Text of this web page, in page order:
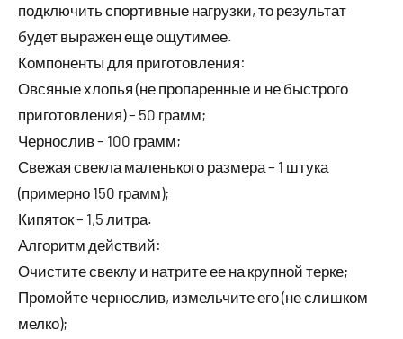
подключить спортивные нагрузки, то результат
будет выражен еще ощутимее.
Компоненты для приготовления:
Овсяные хлопья (не пропаренные и не быстрого
приготовления) – 50 грамм;
Чернослив – 100 грамм;
Свежая свекла маленького размера – 1 штука
(примерно 150 грамм);
Кипяток – 1,5 литра.
Алгоритм действий:
Очистите свеклу и натрите ее на крупной терке;
Промойте чернослив, измельчите его (не слишком
мелко);